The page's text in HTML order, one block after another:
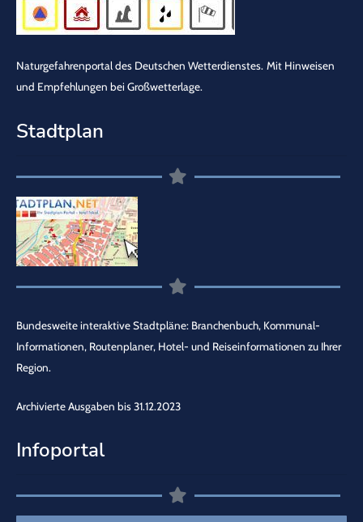
Naturgefahrenportal des Deutschen Wetterdienstes. Mit Hinweisen
und Empfehlungen bei Großwetterlage.
Stadtplan
Bundesweite interaktive Stadtpläne: Branchenbuch, Kommunal-
Informationen, Routenplaner, Hotel- und Reiseinformationen zu Ihrer
Region.
Archivierte Ausgaben bis 31.12.2023
Infoportal